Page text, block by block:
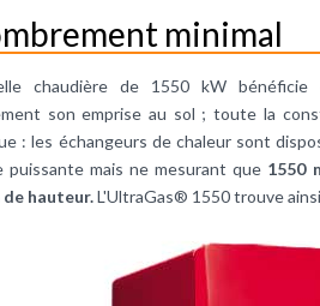
minimal
chaudière de 1550 kW
son emprise au sol ; toute la
: les échangeurs de chaleur sont
puissante mais ne mesurant que 1550
de hauteur.L'UltraGas® 1550 trouve